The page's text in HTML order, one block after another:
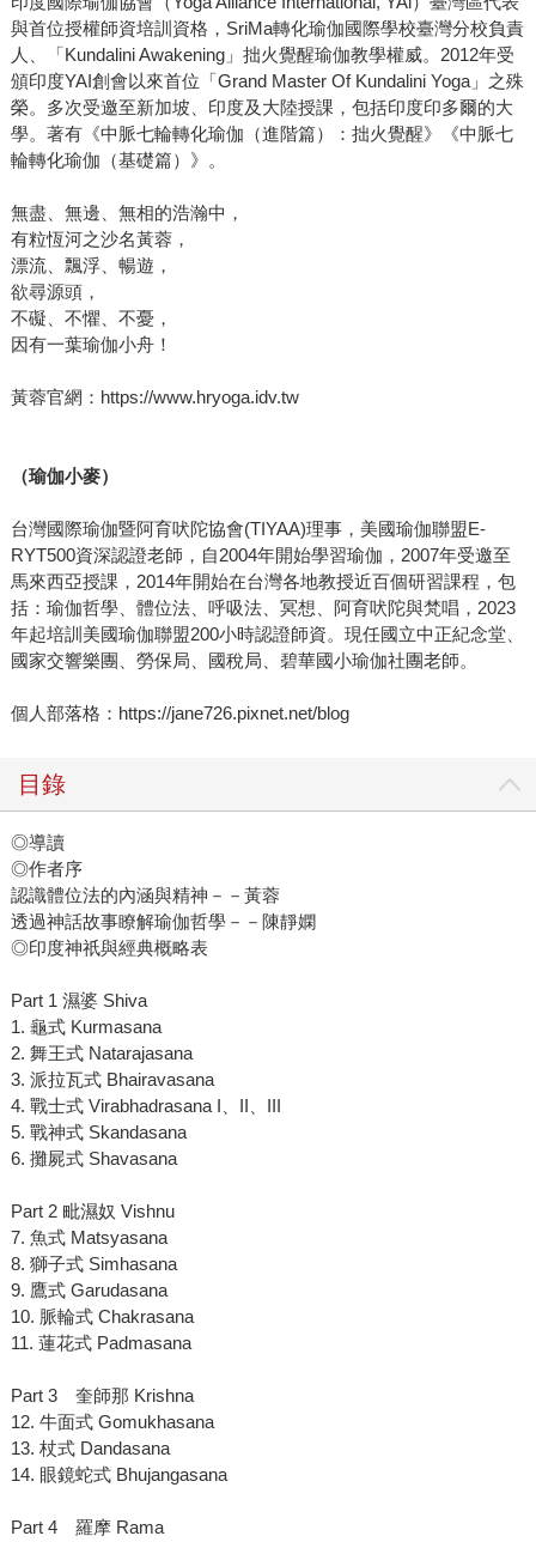
與首位授權師資培訓資格，SriMa轉化瑜伽國際學校臺灣分校負責
人、「Kundalini Awakening」拙火覺醒瑜伽教學權威。2012年受
頒印度YAI創會以來首位「Grand Master Of Kundalini Yoga」之殊
榮。多次受邀至新加坡、印度及大陸授課，包括印度印多爾的大
學。著有《中脈七輪轉化瑜伽（進階篇）：拙火覺醒》《中脈七
輪轉化瑜伽（基礎篇）》。
無盡、無邊、無相的浩瀚中，
有粒恆河之沙名黃蓉，
漂流、飄浮、暢遊，
欲尋源頭，
不礙、不懼、不憂，
因有一葉瑜伽小舟！
黃蓉官網：https://www.hryoga.idv.tw
（瑜伽小麥）
台灣國際瑜伽暨阿育吠陀協會(TIYAA)理事，美國瑜伽聯盟E-
RYT500資深認證老師，自2004年開始學習瑜伽，2007年受邀至
馬來西亞授課，2014年開始在台灣各地教授近百個研習課程，包
括：瑜伽哲學、體位法、呼吸法、冥想、阿育吠陀與梵唱，2023
年起培訓美國瑜伽聯盟200小時認證師資。現任國立中正紀念堂、
國家交響樂團、勞保局、國稅局、碧華國小瑜伽社團老師。
個人部落格：https://jane726.pixnet.net/blog
目錄
◎導讀
◎作者序
認識體位法的內涵與精神－－黃蓉
透過神話故事瞭解瑜伽哲學－－陳靜嫻
◎印度神祇與經典概略表
Part 1 濕婆 Shiva
1. 龜式 Kurmasana
2. 舞王式 Natarajasana
3. 派拉瓦式 Bhairavasana
4. 戰士式 Virabhadrasana I、II、III
5. 戰神式 Skandasana
6. 攤屍式 Shavasana
Part 2 毗濕奴 Vishnu
7. 魚式 Matsyasana
8. 獅子式 Simhasana
9. 鷹式 Garudasana
10. 脈輪式 Chakrasana
11. 蓮花式 Padmasana
Part 3 奎師那 Krishna
12. 牛面式 Gomukhasana
13. 杖式 Dandasana
14. 眼鏡蛇式 Bhujangasana
Part 4 羅摩 Rama